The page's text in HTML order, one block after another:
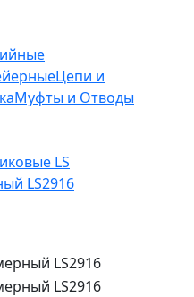
Цепи и
Муфты и Отводы
LS
LS2916